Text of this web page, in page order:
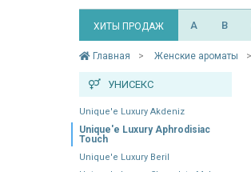
ХИТЫ ПРОДАЖ A B
Главная Женские ароматы
УНИСЕКС
Unique'e Luxury Akdeniz
Unique'e Luxury Aphrodisiac
Touch
Unique'e Luxury Beril